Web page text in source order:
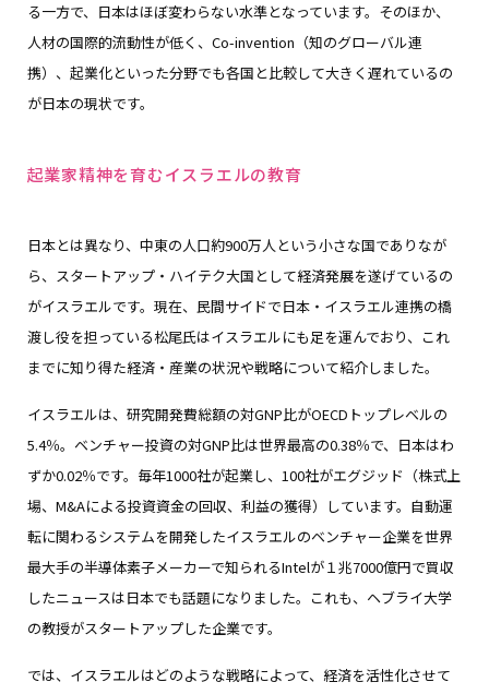
る一方で、日本はほぼ変わらない水準となっています。そのほか、
人材の国際的流動性が低く、Co-invention（知のグローバル連
携）、起業化といった分野でも各国と比較して大きく遅れているの
が日本の現状です。
起業家精神を育むイスラエルの教育
日本とは異なり、中東の人口約900万人という小さな国でありなが
ら、スタートアップ・ハイテク大国として経済発展を遂げているの
がイスラエルです。現在、民間サイドで日本・イスラエル連携の橋
渡し役を担っている松尾氏はイスラエルにも足を運んでおり、これ
までに知り得た経済・産業の状況や戦略について紹介しました。
イスラエルは、研究開発費総額の対GNP比がOECDトップレベルの
5.4％。ベンチャー投資の対GNP比は世界最高の0.38％で、日本はわ
ずか0.02％です。毎年1000社が起業し、100社がエグジッド（株式上
場、M&Aによる投資資金の回収、利益の獲得）しています。自動運
転に関わるシステムを開発したイスラエルのベンチャー企業を世界
最大手の半導体素子メーカーで知られるIntelが１兆7000億円で買収
したニュースは日本でも話題になりました。これも、ヘブライ大学
の教授がスタートアップした企業です。
では、イスラエルはどのような戦略によって、経済を活性化させて